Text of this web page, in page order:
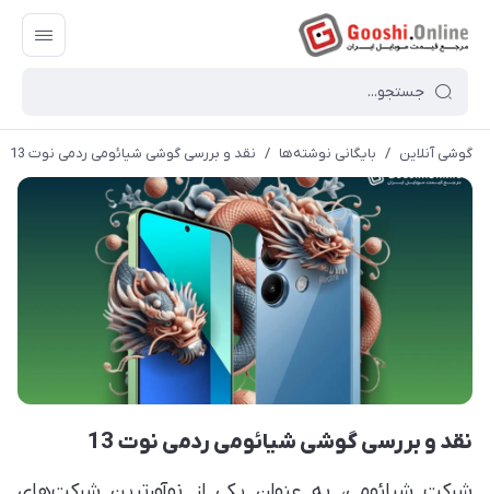
گوشی آنلاین / بایگانی نوشته‌ها / نقد و بررسی گوشی شیائومی ردمی نوت 13
نقد و بررسی گوشی شیائومی ردمی نوت 13